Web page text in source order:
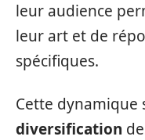
leur audience
leur art et de
spécifiques.
Cette dynamique
diversification